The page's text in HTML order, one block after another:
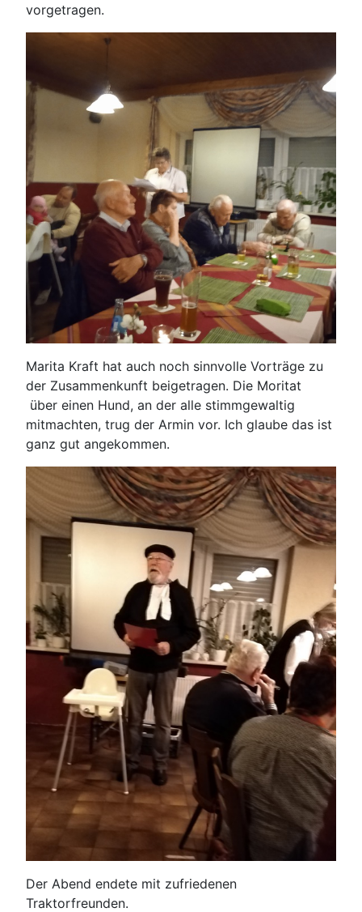
vorgetragen.
Marita Kraft hat auch noch sinnvolle Vorträge zu
der Zusammenkunft beigetragen. Die Moritat
über einen Hund, an der alle stimmgewaltig
mitmachten, trug der Armin vor. Ich glaube das ist
ganz gut angekommen.
Der Abend endete mit zufriedenen
Traktorfreunden.